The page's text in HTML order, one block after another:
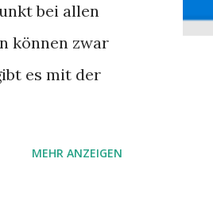
bei allen
können zwar
es mit der
MEHR ANZEIGEN